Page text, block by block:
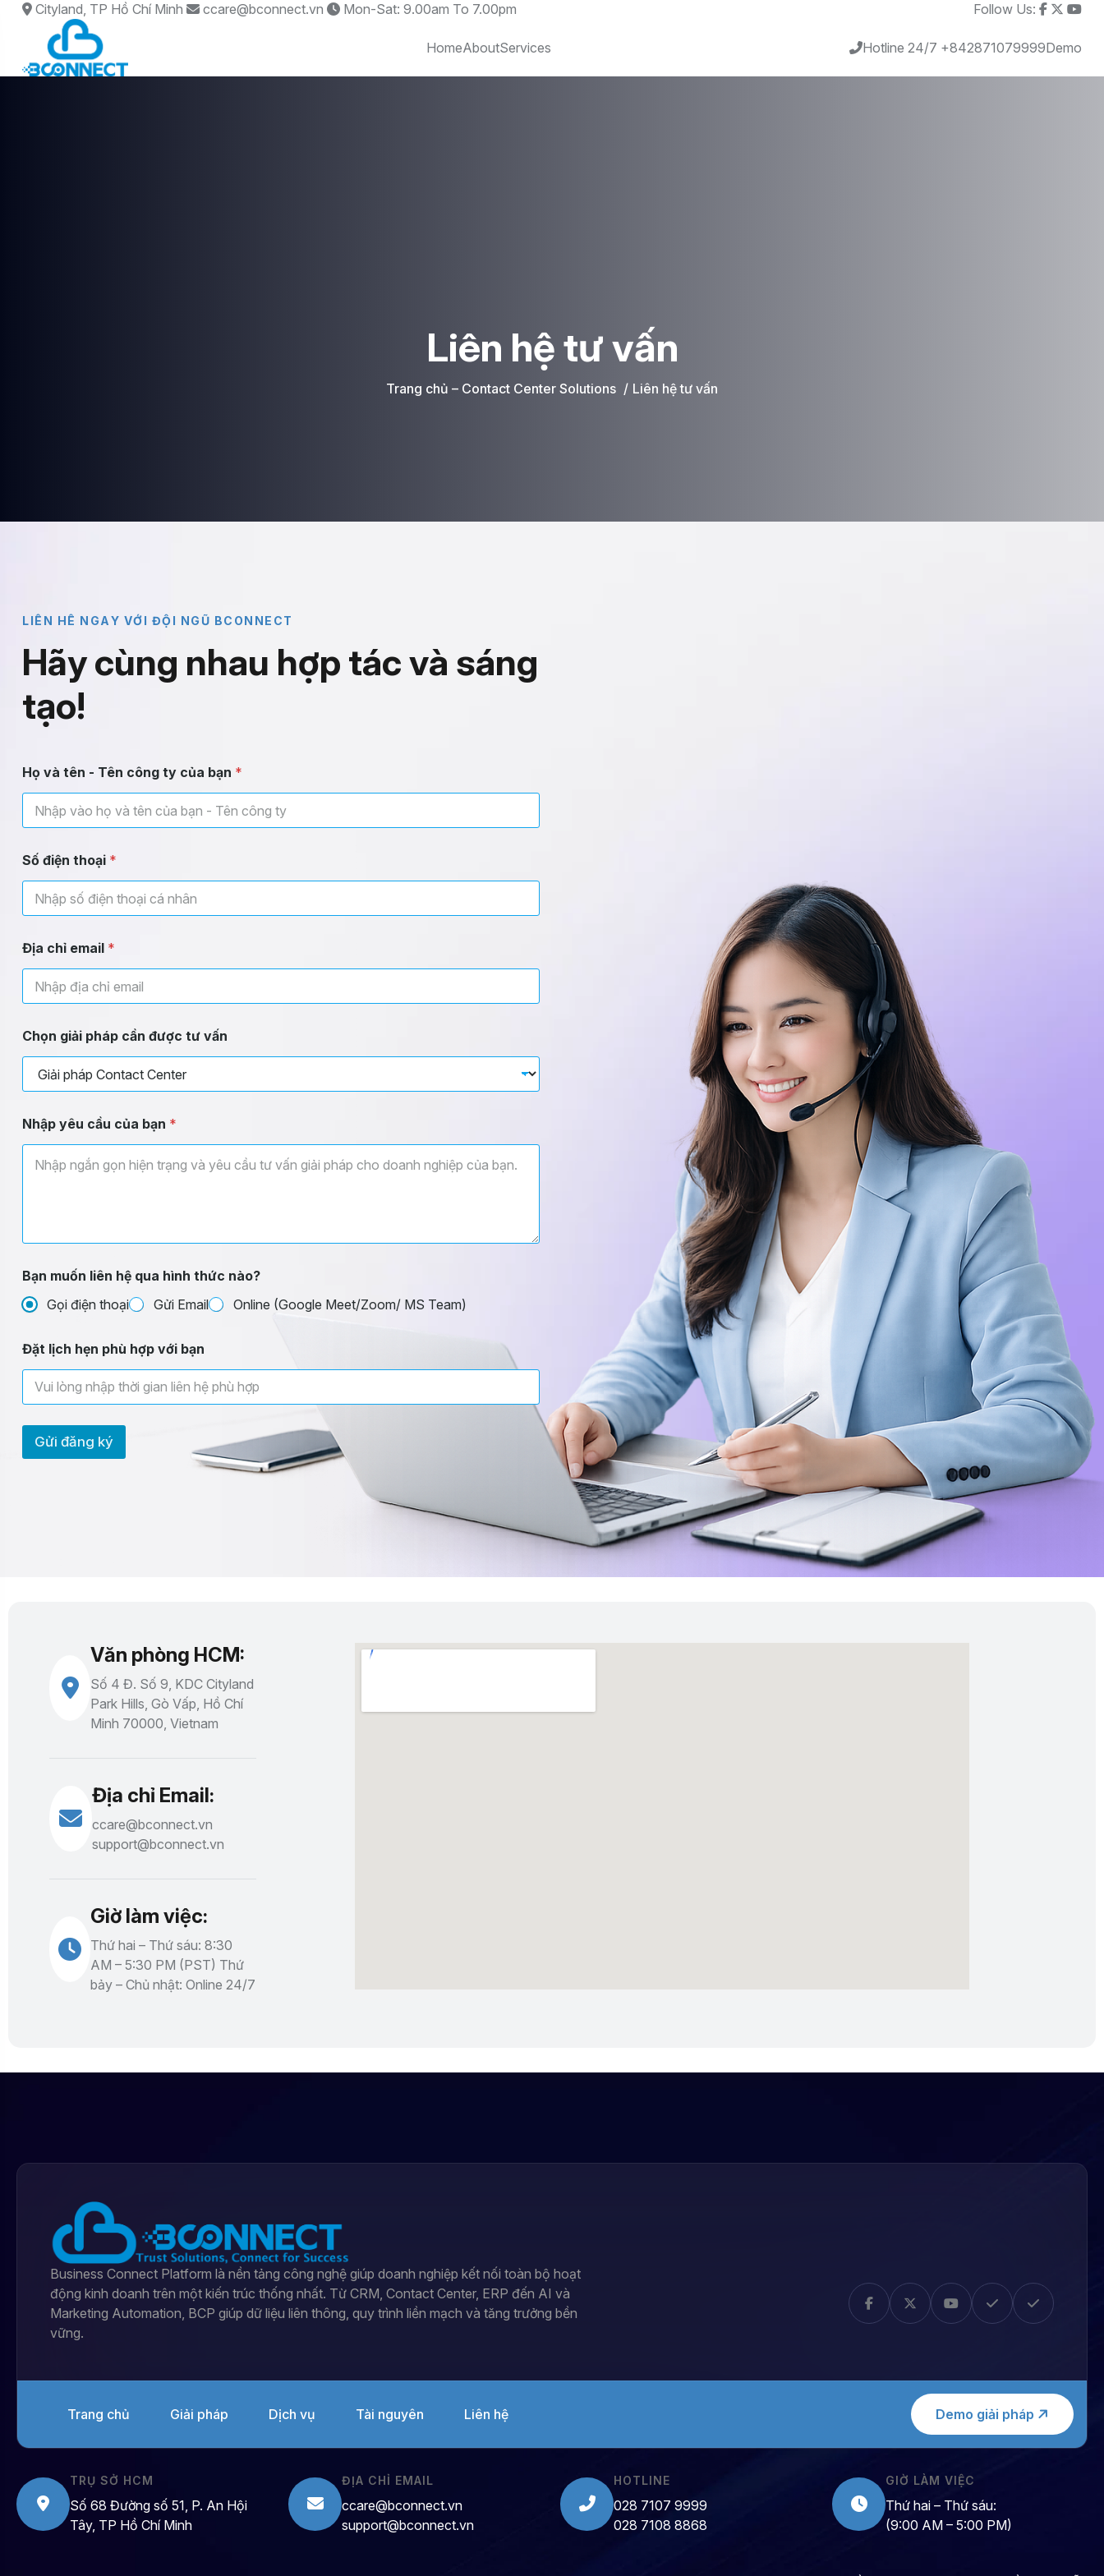
Cityland, TP Hồ Chí Minh ccare@bconnect.vn Mon-Sat: 9.00am To 7.00pm Follow Us:
HomeAboutServices Hotline 24/7 +842871079999Demo
Liên hệ tư vấn
Trang chủ – Contact Center Solutions Liên hệ tư vấn
LIÊ N HÊ N GAY VỚI ĐỘ I NG Ũ BC ON NE CT
Hãycùng nhau hợp tácvà sáng
tạo!
Họ và tên - Tên công ty của bạn *
Số điện thoại *
Địa chỉ email *
Chọn giải pháp cần được tư vấn
Nhập yêu cầu của bạn *
Bạn muốn liên hệ qua hình thức nào?
Gọi điện thoại
Gửi Email Online (Google Meet/Zoom/ MS Team)
Đặt lịch hẹn phù hợp với bạn
Gửi đăng ký
Văn phòng HCM:
Số 4 Đ. Số 9, KDC Cityland
Park Hills, Gò Vấp, Hồ Chí
Minh 70000, Vietnam
Địa chỉ Email:
ccare@bconnect.vn
support@bconnect.vn
Giờ làm việc:
Thứ hai – Thứ sáu: 8:30
AM – 5:30 PM (PST) Thứ
bảy – Chủ nhật: Online 24/7
Business Connect Platform là nền tảng công nghệ giúp doanh nghiệp kết nối toàn bộ hoạt
động kinh doanh trên một kiến trúc thống nhất. Từ CRM, Contact Center, ERP đến AI và
Marketing Automation, BCP giúp dữ liệu liên thông, quy trình liền mạch và tăng trưởng bền
vững.
Trang chủ Giải pháp Dịch vụ Tài nguyên Liên hệ Demo giải pháp
TRỤ SỞ HCM
Số 68 Đường số 51, P. An Hội
Tây, TP Hồ Chí Minh
ĐỊA CHỈ EMAIL
ccare@bconnect.vn
support@bconnect.vn
HOTLINE
028 7107 9999
028 7108 8868
GIỜ LÀM VIỆC
Thứ hai – Thứ sáu:
(9:00 AM – 5:00 PM)